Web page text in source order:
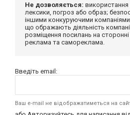
Не дозволяється:
лексики, погроз або образ;
іншими конкуруючими компаніями;
що ображають діяльність компанії
розміщення посилань на сторонні
реклама та самореклама.
Введіть email:
Ваш e-mail не відображатиметься на